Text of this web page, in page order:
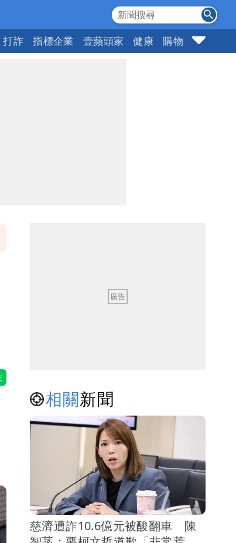
打詐 指標企業 壹蘋頭家 健康 購物 女神
相關新聞
慈濟遭詐10.6億元被酸翻車 陳